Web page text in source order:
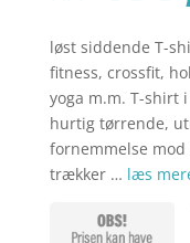
løst siddende T-
fitness, crossfit,
yoga m.m. T-shirt i
hurtig tørrende,
fornemmelse
trækker … læs